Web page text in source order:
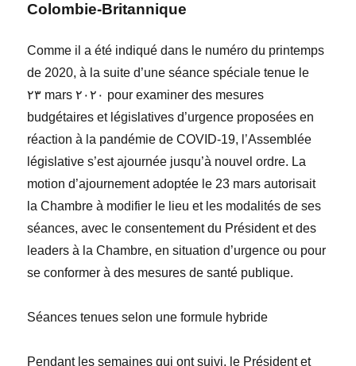
Colombie-Britannique
Comme il a été indiqué dans le numéro du printemps
de 2020,à la suite d’une séance spéciale tenue le
٢٣ mars ٢٠٢٠ pour examiner des mesures
budgétaires et législatives d’urgence proposées en
réaction à la pandémie de COVID-19, l’Assemblée
législative s’est ajournée jusqu’à nouvel ordre. La
motion d’ajournement adoptée le 23 mars autorisait
la Chambre à modifier le lieu et les modalités de ses
séances, avec le consentement du Président et des
leaders à la Chambre, en situation d’urgence ou pour
se conformer à des mesures de santé publique.
Séances tenues selon une formule hybride
Pendant les semaines qui ont suivi, le Président et